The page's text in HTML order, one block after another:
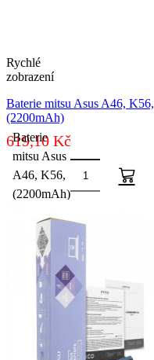
Rychlé
zobrazení
Baterie mitsu Asus A46, K56,
(2200mAh)
619,10 Kč
Baterie
mitsu Asus
A46, K56,
(2200mAh)